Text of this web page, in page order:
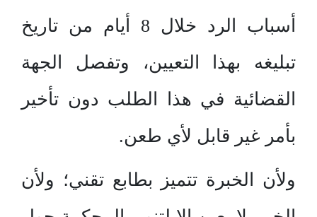
أسباب الرد خلال 8 أيام من تاريخ
تبليغه بهذا التعيين، وتفصل الجهة
القضائية في هذا الطلب دون تأخير
بأمر غير قابل لأي طعن.
ولأن الخبرة تتميز بطابع تقني؛ ولأن